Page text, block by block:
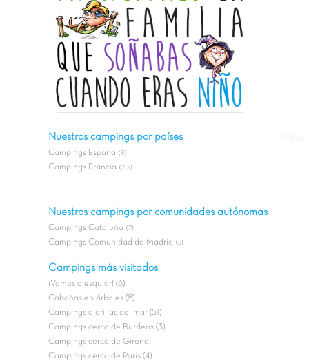
Nuestros campings por países
Campings Espana (9)
Campings Francia (217)
Nuestros campings por comunidades autónomas
Campings Cataluña (7)
Campings Comunidad de Madrid (2)
Campings más visitados
¡Vamos a esquiar! (6)
Cabañas en árboles (8)
Campings a orillas del mar (51)
Campings cerca de Burdeos (3)
Campings cerca de Girona
Campings cerca de París (4)